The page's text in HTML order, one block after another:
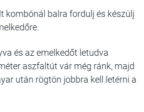
kombónál balra fordulj és készülj
és az emelkedőt letudva
aszfaltút vár még ránk, majd
után rögtön jobbra kell letérni a